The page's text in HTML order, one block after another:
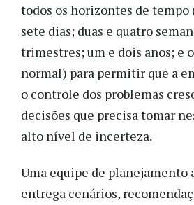
todos os horizontes de tempo
sete dias; duas e quatro
trimestres; um e dois anos; e
normal) para permitir que a
o controle dos problemas
decisões que precisa tomar
alto nível de incerteza.
Uma equipe de planejamento
entrega cenários,